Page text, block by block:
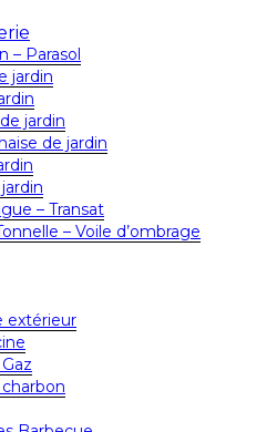
– Parasol
jardin
jardin
de jardin
– Transat
– Voile d’ombrage
extérieur